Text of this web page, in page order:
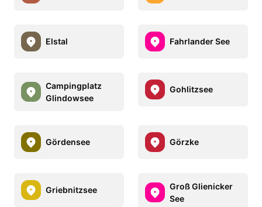
Elstal Fahrlander See
Campingplatz
Glindowsee
Gohlitzsee
Gördensee Görzke
Griebnitzsee
Groß Glienicker
See